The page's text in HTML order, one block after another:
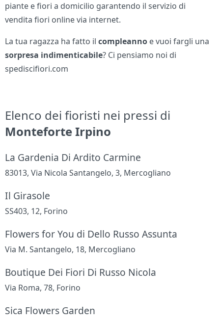
piante e fiori a domicilio garantendo il servizio di
vendita fiori online via internet.
La tua ragazza ha fatto ilcompleanno e vuoi fargli una
sorpresa indimenticabile? Ci pensiamo noi di
spediscifiori.com
Elenco dei fioristi nei pressi di
Monteforte Irpino
La Gardenia Di Ardito Carmine
83013, Via Nicola Santangelo, 3, Mercogliano
Il Girasole
SS403, 12, Forino
Flowers for You di Dello Russo Assunta
Via M. Santangelo, 18, Mercogliano
Boutique Dei Fiori Di Russo Nicola
Via Roma, 78, Forino
Sica Flowers Garden